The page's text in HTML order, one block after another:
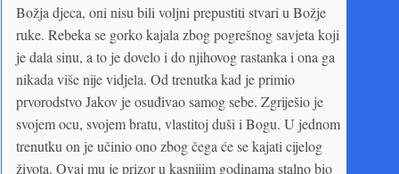
Božja djeca, oni nisu bili voljni prepustiti stvari u Božje
ruke. Rebeka se gorko kajala zbog pogrešnog savjeta koji
je dala sinu, a to je dovelo i do njihovog rastanka i ona ga
nikada više nije vidjela. Od trenutka kad je primio
prvorodstvo Jakov je osuđivao samog sebe. Zgriješio je
svojem ocu, svojem bratu, vlastitoj duši i Bogu. U jednom
trenutku on je učinio ono zbog čega će se kajati cijelog
života. Ovaj mu je prizor u kasnijim godinama stalno bio